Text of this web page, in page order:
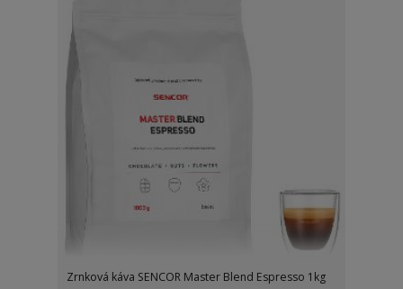
Zrnková káva SENCOR Master Blend Espresso 1kg